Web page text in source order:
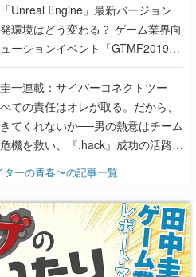
Unreal Engine」最新バージョン
環境はどう変わる？ ゲーム業界向
ーションイベント「GTMF2019」
、より理解を深めよう【PR】
圭一連載：サイバーコネクトツー
ての責任はオレが取る。だから、
てくれないか──男の熱意はチーム
機を救い、『.hack』成功の活路を
ャンプ』色だった【若ゲのいた
ーの青春〜の記事一覧